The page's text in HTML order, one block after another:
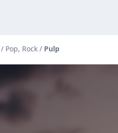
/ Pop, Rock / Pulp